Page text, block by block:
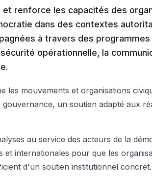
renforce les capacités des
dans des contextes
à travers des programmes
opérationnelle, la
les mouvements et organisations
un soutien adapté aux
au service des acteurs de la
et internationales pour que les
d'un soutien institutionnel concret.